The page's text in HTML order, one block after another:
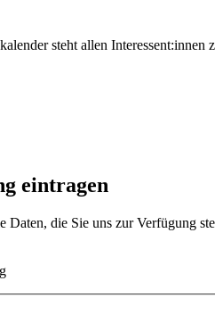
steht allen
eintragen
Daten, die Sie uns zur